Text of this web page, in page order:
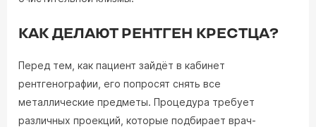
КАК ДЕЛАЮТ РЕНТГЕН КРЕСТЦА?
Перед тем, как пациент зайдёт в кабинет
рентгенографии, его попросят снять все
металлические предметы. Процедура требует
различных проекций, которые подбирает врач-